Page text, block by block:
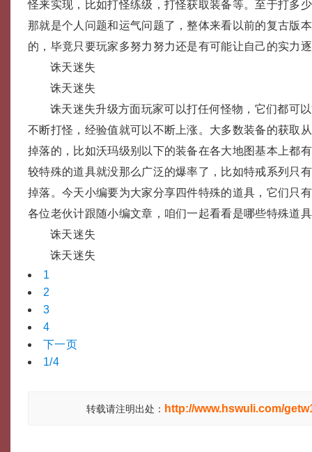
怪来实现，比如打怪练级，打怪获取装备等。至于打多
那就是个人问题和运气问题了，整体来看以前的复古版
的，毕竟只要玩家多努力努力还是有可能让自己的实力
诛天迷失
诛天迷失
诛天迷失升级方面玩家可以打任何怪物，它们都可
不断打怪，经验值就可以不断上涨。大多数装备的获取
掉落的，比如沃玛级别以下的装备在各大地图基本上都
较特殊的道具就没那么广泛的爆率了，比如特戒系列只
掉落。今天小编要为大家分享四件特殊的道具，它们只
各位老伙计跟随小编文章，咱们一起看看是哪些特殊道
诛天迷失
诛天迷失
1
2
3
4
下一页
1/4
转载请注明出处： http://www.hswuli.com/